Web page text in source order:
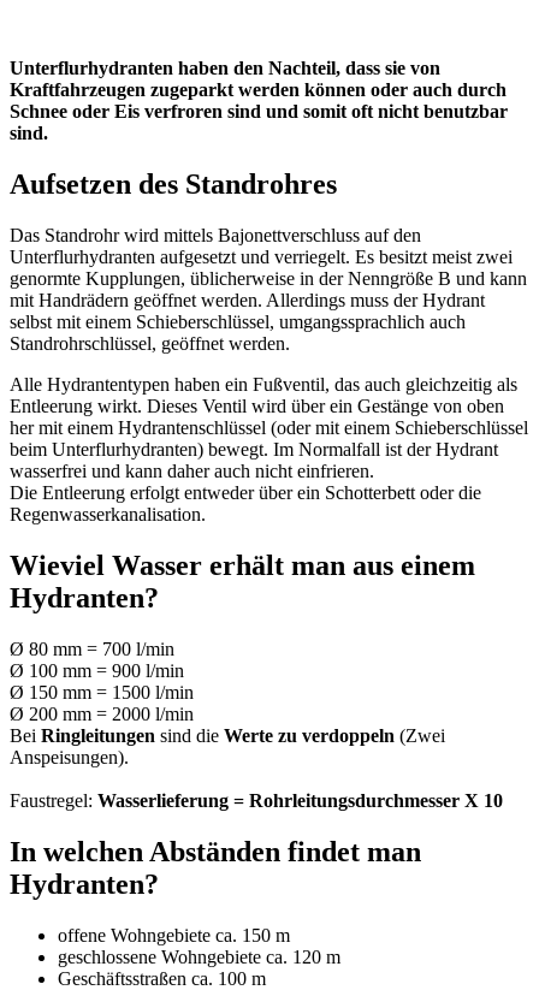
Unterflurhydranten haben den Nachteil, dass sie von
Kraftfahrzeugen zugeparkt werden können oder auch durch
Schnee oder Eis verfroren sind und somit oft nicht benutzbar
sind.
Aufsetzen des Standrohres
Das Standrohr wird mittels Bajonettverschluss auf den
Unterflurhydranten aufgesetzt und verriegelt. Es besitzt meist zwei
genormte Kupplungen, üblicherweise in der Nenngröße B und kann
mit Handrädern geöffnet werden. Allerdings muss der Hydrant
selbst mit einem Schieberschlüssel, umgangssprachlich auch
Standrohrschlüssel, geöffnet werden.
Alle Hydrantentypen haben ein Fußventil, das auch gleichzeitig als
Entleerung wirkt. Dieses Ventil wird über ein Gestänge von oben
her mit einem Hydrantenschlüssel (oder mit einem Schieberschlüssel
beim Unterflurhydranten) bewegt. Im Normalfall ist der Hydrant
wasserfrei und kann daher auch nicht einfrieren.
Die Entleerung erfolgt entweder über ein Schotterbett oder die
Regenwasserkanalisation.
Wieviel Wasser erhält man aus einem
Hydranten?
Ø 80 mm = 700 l/min
Ø 100 mm = 900 l/min
Ø 150 mm = 1500 l/min
Ø 200 mm = 2000 l/min
Bei Ringleitungen sind die Werte zu verdoppeln (Zwei
Anspeisungen).
Faustregel: Wasserlieferung = Rohrleitungsdurchmesser X 10
In welchen Abständen findet man
Hydranten?
offene Wohngebiete ca. 150 m
geschlossene Wohngebiete ca. 120 m
Geschäftsstraßen ca. 100 m